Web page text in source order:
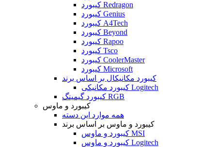
کیبورد Redragon
کیبورد Genius
کیبورد A4Tech
کیبورد Beyond
کیبورد Rapoo
کیبورد Tsco
کیبورد CoolerMaster
کیبورد Microsoft
کیبورد مکانیکال بر اساس برند
کیبورد مکانیکی Logitech
کیبورد گیمینگ RGB
کیبورد و ماوس
همه موارد این دسته
کیبورد و ماوس بر اساس برند
کیبورد و ماوس MSI
کیبورد و ماوس Logitech